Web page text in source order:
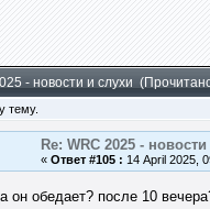
- новости и слухи
тему.
Re: WRC 2025 -
« Ответ #105 : 14 April 2025,
он обедает? после 10